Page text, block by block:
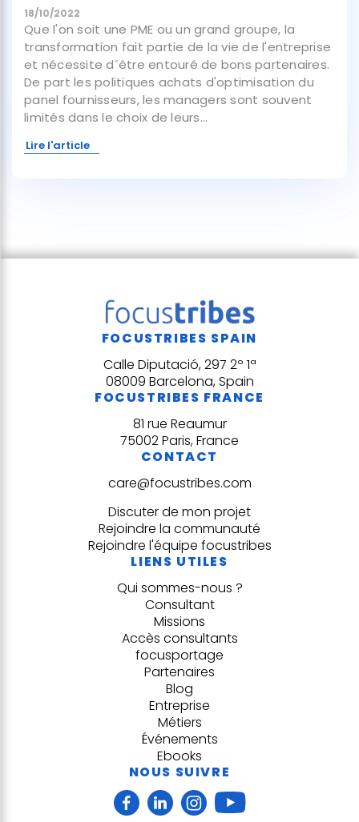
18/10/2022
Que l'on soit une PME ou un grand groupe, la
transformation fait partie de la vie de l'entreprise
et nécessite d´être entouré de bons partenaires.
De part les politiques achats d'optimisation du
panel fournisseurs, les managers sont souvent
limités dans le choix de leurs...
Lire l'article
FOCUSTRIBES SPAIN
Calle Diputació, 297 2º 1ª
08009 Barcelona, Spain
FOCUSTRIBES FRANCE
81 rue Reaumur
75002 Paris, France
CONTACT
care@focustribes.com
Discuter de mon projet
Rejoindre la communauté
Rejoindre l'équipe focustribes
LIENS UTILES
Qui sommes-nous ?
Consultant
Missions
Accès consultants
focusportage
Partenaires
Blog
Entreprise
Métiers
Événements
Ebooks
NOUS SUIVRE